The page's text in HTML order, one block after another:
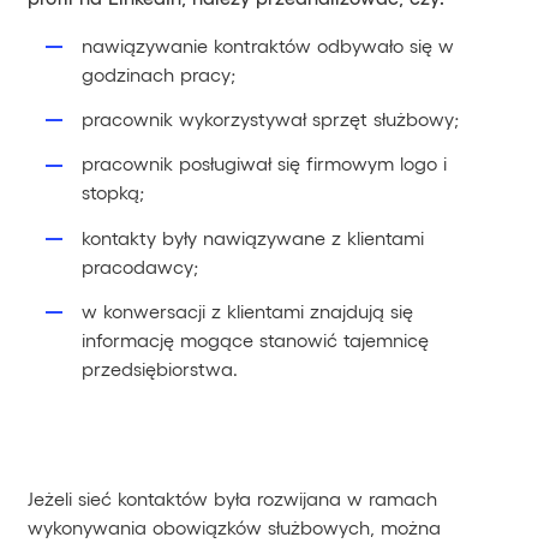
nawiązywanie kontraktów odbywało się w
godzinach pracy;
pracownik wykorzystywał sprzęt służbowy;
pracownik posługiwał się firmowym logo i
stopką;
kontakty były nawiązywane z klientami
pracodawcy;
w konwersacji z klientami znajdują się
informację mogące stanowić tajemnicę
przedsiębiorstwa.
Jeżeli sieć kontaktów była rozwijana w ramach
wykonywania obowiązków służbowych, można